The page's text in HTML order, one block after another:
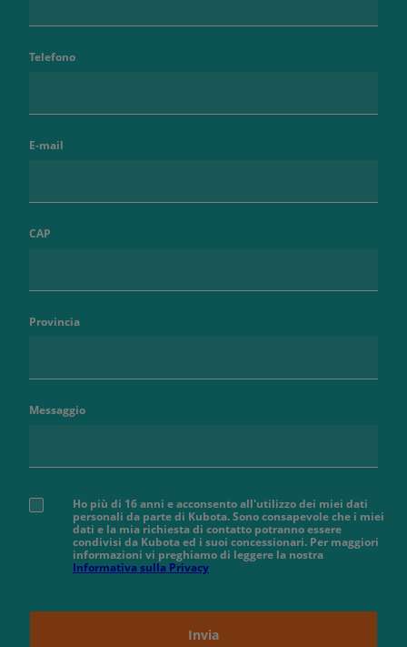
Telefono
E-mail
CAP
Provincia
Messaggio
Ho più di 16 anni e acconsento all'utilizzo dei miei dati
personali da parte di Kubota. Sono consapevole che i miei
dati e la mia richiesta di contatto potranno essere
condivisi da Kubota ed i suoi concessionari. Per maggiori
informazioni vi preghiamo di leggere la nostra
Informativa sulla Privacy
Invia